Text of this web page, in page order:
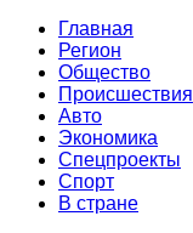
Главная
Регион
Общество
Происшествия
Авто
Экономика
Спецпроекты
Cпорт
В стране